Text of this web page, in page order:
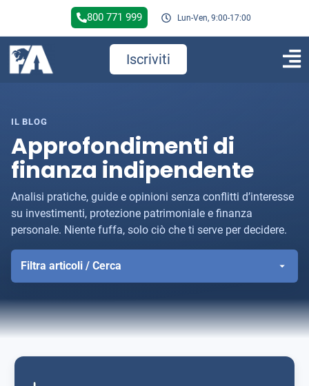
800 771 999 Lun-Ven, 9:00-17:00
Iscriviti
IL BLOG
Approfondimenti di
finanza indipendente
Analisi pratiche, guide e opinioni senza conflitti d’interesse
su investimenti, protezione patrimoniale e finanza
personale. Niente fuffa, solo ciò che ti serve per decidere.
Filtra articoli / Cerca